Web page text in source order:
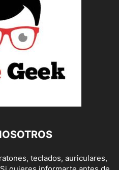
teclados, auriculares,